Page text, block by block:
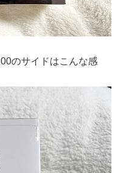
のサイドはこんな感